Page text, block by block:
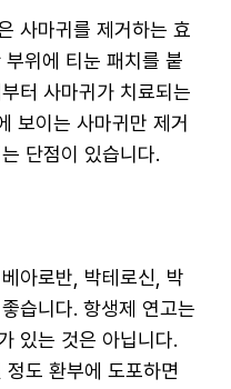
사마귀를 제거하는 효
위에 티눈 패치를 붙
터 사마귀가 치료되는
보이는 사마귀만 제거
단점이 있습니다.
아로반, 박테로신, 박
습니다. 항생제 연고는
있는 것은 아닙니다.
도 환부에 도포하면